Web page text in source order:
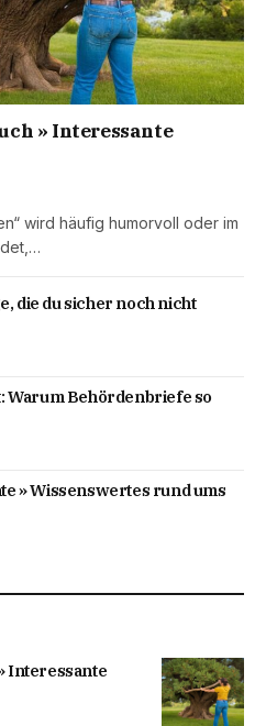
» Interessante
wird häufig humorvoll oder im
die du sicher noch nicht
Warum Behördenbriefe so
» Wissenswertes rund ums
Interessante